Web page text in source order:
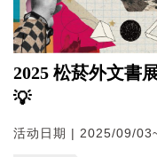
2025 松菸外文書
💡
活动日期 | 2025/09/